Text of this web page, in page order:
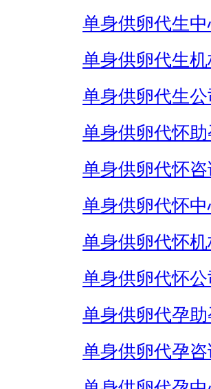
单身供卵代生
单身供卵代生机
单身供卵代生公
单身供卵代怀助
单身供卵代怀咨
单身供卵代怀
单身供卵代怀机
单身供卵代怀公
单身供卵代孕助
单身供卵代孕咨